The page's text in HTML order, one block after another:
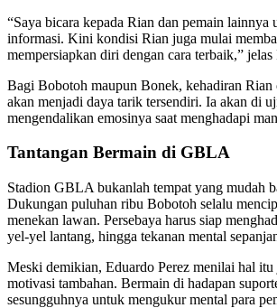
“Saya bicara kepada Rian dan pemain lainnya
informasi. Kini kondisi Rian juga mulai
mempersiapkan diri dengan cara terbaik,” jelas
Bagi Bobotoh maupun Bonek, kehadiran Rian
akan menjadi daya tarik tersendiri. Ia akan di
mengendalikan emosinya saat menghadapi
Tantangan Bermain di GBLA
Stadion GBLA bukanlah tempat yang mudah
Dukungan puluhan ribu Bobotoh selalu
menekan lawan. Persebaya harus siap
yel-yel lantang, hingga tekanan mental
Meski demikian, Eduardo Perez menilai hal itu
motivasi tambahan. Bermain di hadapan
sesungguhnya untuk mengukur mental para